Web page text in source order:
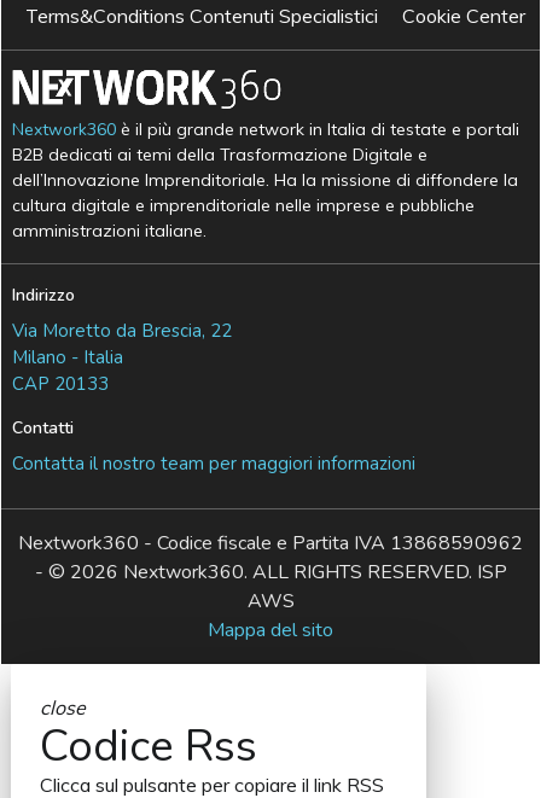
Terms&Conditions Contenuti Specialistici
Cookie Center
Nextwork360 è il più grande network in Italia di testate e portali
B2B dedicati ai temi della Trasformazione Digitale e
dell’Innovazione Imprenditoriale. Ha la missione di diffondere la
cultura digitale e imprenditoriale nelle imprese e pubbliche
amministrazioni italiane.
Indirizzo
Via Moretto da Brescia, 22
Milano - Italia
CAP 20133
Contatti
Contatta il nostro team per maggiori informazioni
Nextwork360 - Codice fiscale e Partita IVA 13868590962
- © 2026 Nextwork360. ALL RIGHTS RESERVED. ISP
AWS
Mappa del sito
close
Codice Rss
Clicca sul pulsante per copiare il link RSS